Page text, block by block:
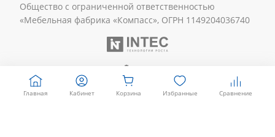
Общество с ограниченной ответственностью
«Мебельная фабрика «Компасс», ОГРН 1149204036740
Главная Кабинет Корзина Избранные Сравнение